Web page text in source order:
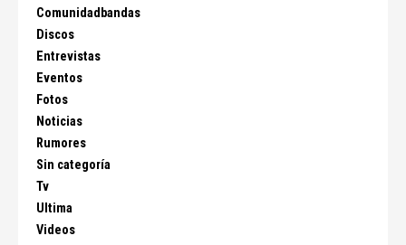
Comunidadbandas
Discos
Entrevistas
Eventos
Fotos
Noticias
Rumores
Sin categoría
Tv
Ultima
Videos